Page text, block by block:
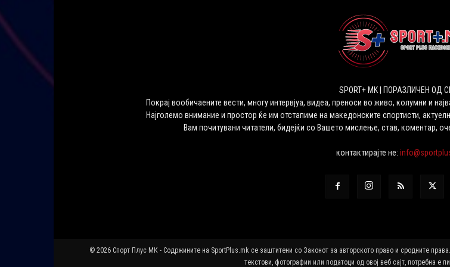
SPORT+ MK | ПОРАЗЛИЧЕН ОД
Покрај вообичаените вести, многу интервјуа, видеа, преноси во живо, колумни и
Најголемо внимание и простор ќе им отстапиме на македонските спортисти,
Вам почитувани читатели, бидејќи со Вашето мислење, став, коментар,
контактирајте не:
© 2026 Спорт Плус МК - Содржините на SportPlus.mk се заштитени со Законот за авторското право и сродните
текстови, фотографии или податоци од овој веб сајт, потребна е